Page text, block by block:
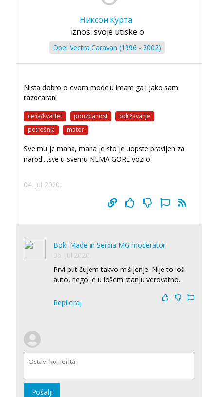
Никсон Курта
iznosi svoje utiske o
Opel Vectra Caravan (1996 - 2002)
Nista dobro o ovom modelu imam ga i jako sam
razocaran!
cena/kvalitet pouzdanost
održavanje
potrošnja
motor
Sve mu je mana, mana je sto je uopste pravljen za
narod....sve u svemu NEMA GORE vozilo
04. Jul 2020.
Boki Made in Serbia MG moderator
06. Jul 2020.
Prvi put čujem takvo mišljenje. Nije to loš
auto, nego je u lošem stanju verovatno...
Repliciraj
Pošalji